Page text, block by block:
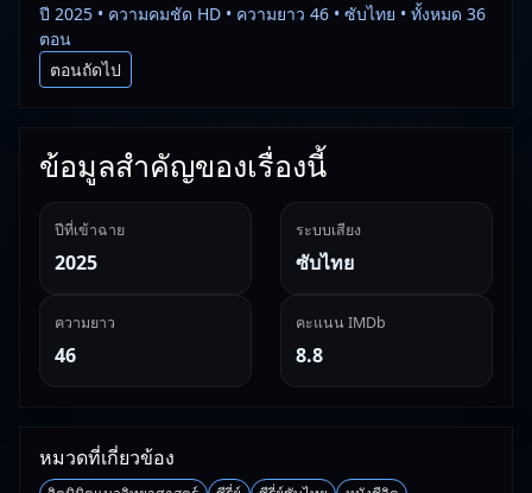
ปี 2025 • ความคมชัด HD • ความยาว 46 • ซับไทย • ทั้งหมด 36
ตอน
ตอนถัดไป
ข้อมูลสำคัญของเรื่องนี้
ปีที่เข้าฉาย
2025
ระบบเสียง
ซับไทย
ความยาว
46
คะแนน IMDb
8.8
หมวดที่เกี่ยวข้อง